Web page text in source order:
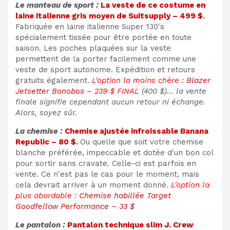
Le manteau de sport : La veste de ce costume en
laine italienne gris moyen de Suitsupply – 499 $.
Fabriquée en laine italienne Super 130's
spécialement tissée pour être portée en toute
saison. Les poches plaquées sur la veste
permettent de la porter facilement comme une
veste de sport autonome. Expédition et retours
gratuits également. L'option la moins chère : Blazer
Jetsetter Bonobos – 239 $ FINAL (400 $)… la vente
finale signifie cependant aucun retour ni échange.
Alors, soyez sûr.
La chemise : Chemise ajustée infroissable Banana
Republic – 80 $. Ou quelle que soit votre chemise
blanche préférée, impeccable et dotée d'un bon col
pour sortir sans cravate. Celle-ci est parfois en
vente. Ce n'est pas le cas pour le moment, mais
cela devrait arriver à un moment donné. L'option la
plus abordable : Chemise habillée Target
Goodfellow Performance – 33 $
Le pantalon : Pantalon technique slim J. Crew